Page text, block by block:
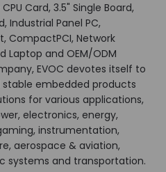
Card, 3.5" Single Board,
Industrial Panel PC,
CompactPCI, Network
Laptop and OEM/ODM
EVOC devotes itself to
embedded products
for various applications,
electronics, energy,
instrumentation,
aerospace & aviation,
systems and transportation.